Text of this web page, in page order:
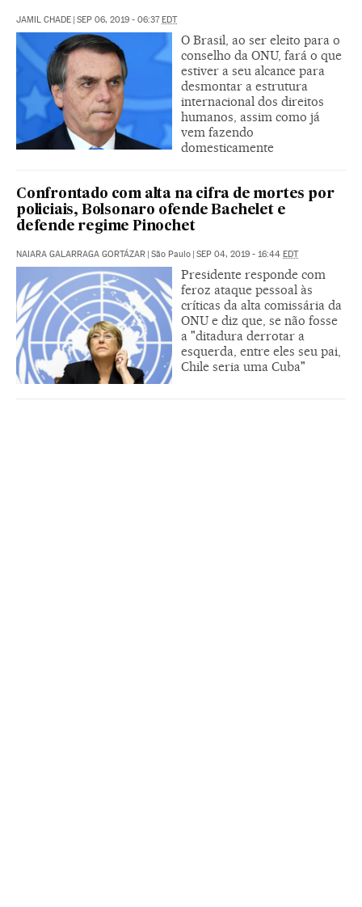
JAMIL CHADE | SEP 06, 2019 - 06:37EDT
O Brasil, ao ser eleito para o
conselho da ONU, fará o que
estiver a seu alcance para
desmontar a estrutura
internacional dos direitos
humanos, assim como já
vem fazendo
domesticamente
Confrontado com alta na cifra de mortes por
policiais, Bolsonaro ofende Bachelet e
defende regime Pinochet
NAIARA GALARRAGA GORTÁZAR | São Paulo | SEP 04, 2019 - 16:44 EDT
Presidente responde com
feroz ataque pessoal às
críticas da alta comissária da
ONU e diz que, se não fosse
a "ditadura derrotar a
esquerda, entre eles seu pai,
Chile seria uma Cuba"